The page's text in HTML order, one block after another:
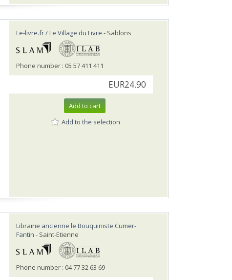
Le-livre.fr / Le Village du Livre - Sablons
Phone number : 05 57 411 411
EUR24.90
Add to cart
Add to the selection
Librairie ancienne le Bouquiniste Cumer-
Fantin - Saint-Etienne
Phone number : 04 77 32 63 69